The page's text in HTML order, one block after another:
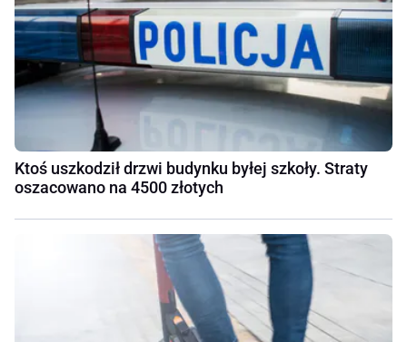
Ktoś uszkodził drzwi budynku byłej szkoły. Straty
oszacowano na 4500 złotych